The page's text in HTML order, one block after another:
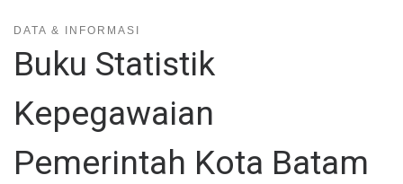
DATA & INFORMASI
Buku Statistik
Kepegawaian
Pemerintah Kota Batam